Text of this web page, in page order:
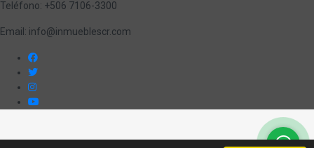
Teléfono: +506 7106-3300
Email: info@inmueblescr.com